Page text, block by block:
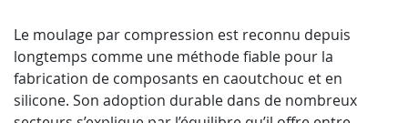
Le moulage par compression est reconnu depuis
longtemps comme une méthode fiable pour la
fabrication de composants en caoutchouc et en
silicone. Son adoption durable dans de nombreux